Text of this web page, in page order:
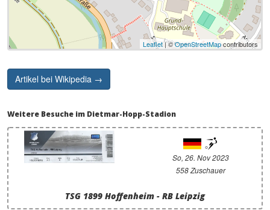
Leaflet| ©OpenStreetMapcontributors
Artikel bei Wikipedia →
Weitere Besuche im Dietmar-Hopp-Stadion
So, 26. Nov 2023
558 Zuschauer
TSG 1899 Hoffenheim - RB Leipzig